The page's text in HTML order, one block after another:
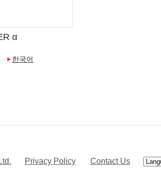
α
한국어
Privacy Policy Contact Us